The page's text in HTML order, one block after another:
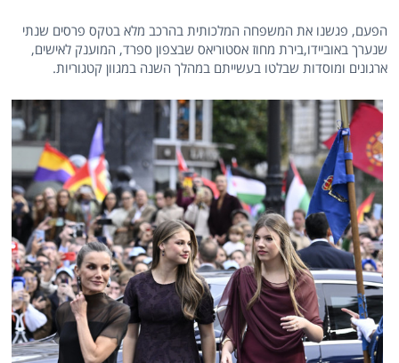
הפעם, פגשנו את המשפחה המלכותית בהרכב מלא בטקס פרסים שנתי
שנערך באוביידו,בירת מחוז אסטוריאס שבצפון ספרד, המוענק לאישים,
ארגונים ומוסדות שבלטו בעשייתם במהלך השנה במגוון קטגוריות.